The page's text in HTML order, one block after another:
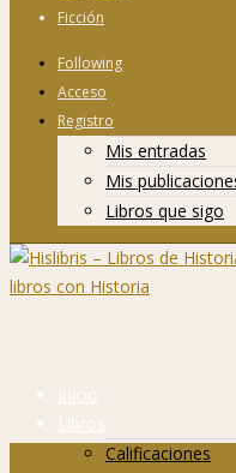
Ficción
Following
Acceso
Registro
Mis entradas
Mis
Libros que sigo
Inicio
Libros
Calificaciones